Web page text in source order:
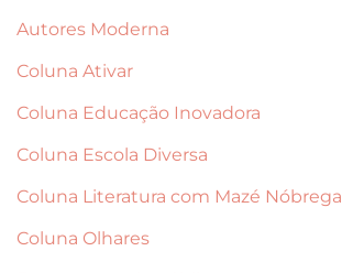
Autores Moderna
Coluna Ativar
Coluna Educação Inovadora
Coluna Escola Diversa
Coluna Literatura com Mazé Nóbrega
Coluna Olhares